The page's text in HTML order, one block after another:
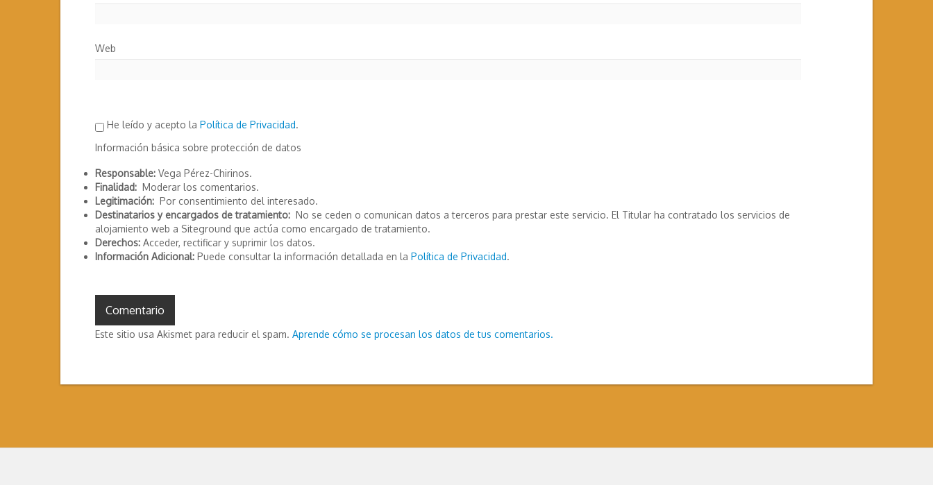
Web
He leído y acepto la Política de Privacidad.
Información básica sobre protección de datos
Responsable: Vega Pérez-Chirinos.
Finalidad: Moderar los comentarios.
Legitimación: Por consentimiento del interesado.
Destinatarios y encargados de tratamiento: No se ceden o comunican datos a terceros para prestar este servicio. El Titular ha contratado los servicios de
alojamiento web a Siteground que actúa como encargado de tratamiento.
Derechos: Acceder, rectificar y suprimir los datos.
Información Adicional: Puede consultar la información detallada en la Política de Privacidad.
Este sitio usa Akismet para reducir el spam. Aprende cómo se procesan los datos de tus comentarios.